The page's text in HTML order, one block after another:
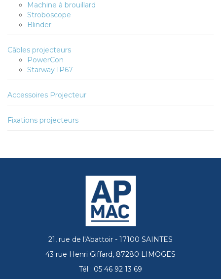
Machine à brouillard
Stroboscope
Blinder
Câbles projecteurs
PowerCon
Starway IP67
Accessoires Projecteur
Fixations projecteurs
21, rue de l'Abattoir - 17100 SAINTES
43 rue Henri Giffard, 87280 LIMOGES
Tél : 05 46 92 13 69